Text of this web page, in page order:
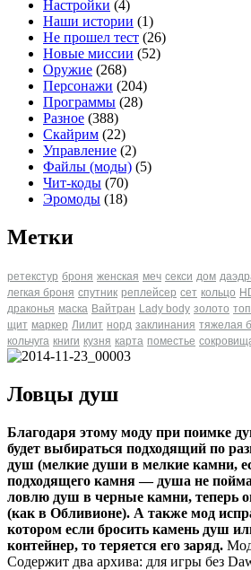
Настройки (4)
Наши истории (1)
Не прошел тест (26)
Новые миссии (52)
Оружие (268)
Персонажи (204)
Программы (28)
Разное (388)
Скайрим (22)
Управление (2)
Файлы (моды) (5)
Чит-коды (70)
Эромоды (18)
Метки
ретекстур броня женская меч секси дом
легкая броня спутник реплейсер сет кольцо
драконья маска Вайтран Lady body золото
щит маркер Лилит норд заклинания тяжелая
кольчуга книги кузня карта поместье
Ловцы душ
Благодаря этому моду при поимке
будет выбираться подходящий по
душ (мелкие души в мелкие камни,
подходящего камня — душа не
ловлю душ в черные камни, теперь
(как в Обливионе). А также мод
котором если бросить камень душ
контейнер, то теряется его заряд.
Содержит два архива: для игры без